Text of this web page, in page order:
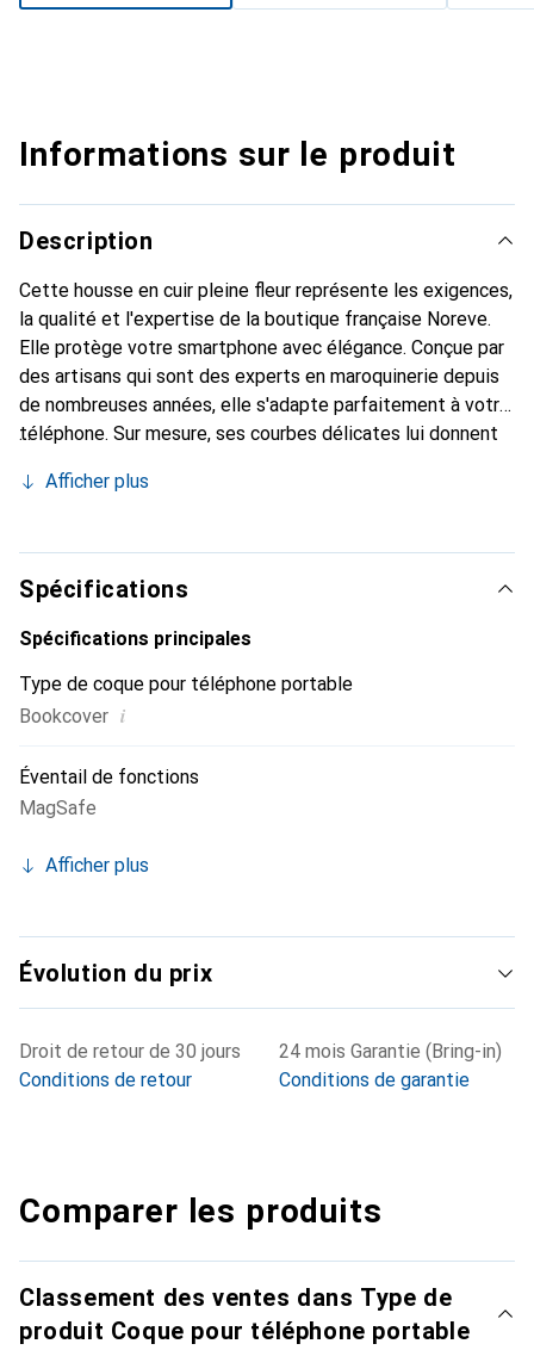
Informations sur le produit
Description
Cette housse en cuir pleine fleur représente les exigences,
la qualité et l'expertise de la boutique française Noreve.
Elle protège votre smartphone avec élégance. Conçue par
des artisans qui sont des experts en maroquinerie depuis
de nombreuses années, elle s'adapte parfaitement à votre
téléphone. Sur mesure, ses courbes délicates lui donnent
chic et indispensable pour votre smartphone. Reconnaître
marque Noreve est un choix sûr pour une clientèle
exigeante.
Afficher plus
Spécifications
Spécifications principales
Type de coque pour téléphone portable
Bookcover i
Éventail de fonctions
MagSafe
Afficher plus
Évolution du prix
Droit de retour de 30 jours
Conditions de retour
24 mois Garantie (Bring-in)
Conditions de garantie
Comparer les produits
Classement des ventes dans Type de
produit Coque pour téléphone portable